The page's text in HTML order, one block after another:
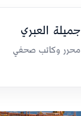
جميلة العبري
محرر وكاتب صحفي